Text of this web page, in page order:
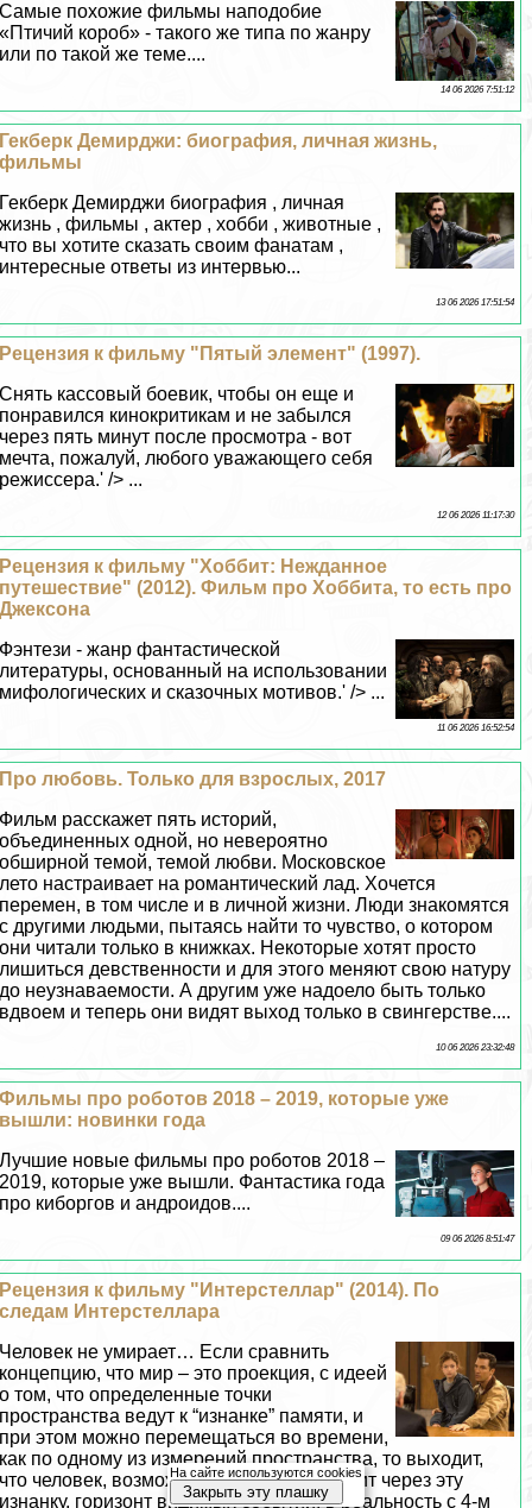
Самые похожие фильмы наподобие
«Птичий короб» - такого же типа по жанру
или по такой же теме....
14 06 2026 7:51:12
Гекберк Демирджи: биография, личная жизнь,
фильмы
Гекберк Демирджи биография , личная
жизнь , фильмы , актер , хобби , животные ,
что вы хотите сказать своим фанатам ,
интересные ответы из интервью...
13 06 2026 17:51:54
Рецензия к фильму "Пятый элемент" (1997).
Снять кассовый боевик, чтобы он еще и
понравился кинокритикам и не забылся
через пять минут после просмотра - вот
мечта, пожалуй, любого уважающего себя
режиссера.' /> ...
12 06 2026 11:17:30
Рецензия к фильму "Хоббит: Нежданное
путешествие" (2012). Фильм про Хоббита, то есть про
Джексона
Фэнтези - жанр фантастической
литературы, основанный на использовании
мифологических и сказочных мотивов.' /> ...
11 06 2026 16:52:54
Про любовь. Только для взрослых, 2017
Фильм расскажет пять историй,
объединенных одной, но невероятно
обширной темой, темой любви. Московское
лето настраивает на романтический лад. Хочется
перемен, в том числе и в личной жизни. Люди знакомятся
с другими людьми, пытаясь найти то чувство, о котором
они читали только в книжках. Некоторые хотят просто
лишиться дeвcтвeнности и для этого меняют свою натуру
до неузнаваемости. А другим уже надоело быть только
вдвоем и теперь они видят выход только в cвингepстве....
10 06 2026 23:32:48
Фильмы про роботов 2018 – 2019, которые уже
вышли: новинки года
Лучшие новые фильмы про роботов 2018 –
2019, которые уже вышли. Фантастика года
про киборгов и андроидов....
09 06 2026 8:51:47
Рецензия к фильму "Интерстеллар" (2014). По
следам Интерстеллара
Человек не умирает… Если сравнить
концепцию, что мир – это проекция, с идеей
о том, что определенные точки
прострaнcтва ведут к “изнанке” памяти, и
при этом можно перемещаться во времени,
как по одному из измерений прострaнcтва, то выходит,
что человек, возможно, умирая, переходит через эту
изнанку, горизонт видимых событий, в реальность с 4-м
На сайте используются cookies
Закрыть эту плашку